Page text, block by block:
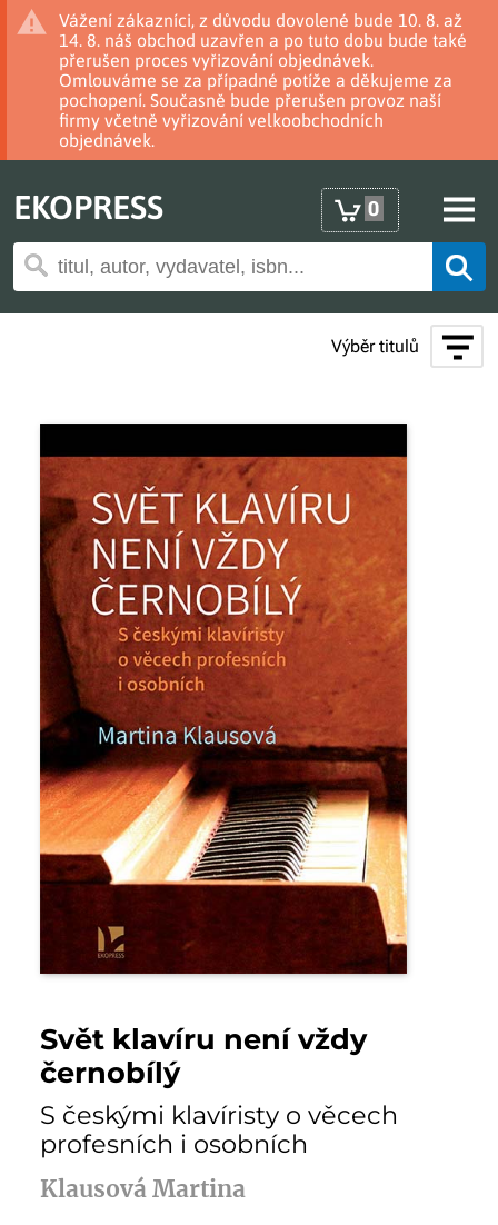
Vážení zákazníci, z důvodu dovolené bude 10. 8. až
14. 8. náš obchod uzavřen a po tuto dobu bude také
přerušen proces vyřizování objednávek.
Omlouváme se za případné potíže a děkujeme za
pochopení. Současně bude přerušen provoz naší
firmy včetně vyřizování velkoobchodních
objednávek.
EKOPRESS 0
Výběr titulů
Svět klavíru není vždy
černobílý
S českými klavíristy o věcech
profesních i osobních
Klausová Martina